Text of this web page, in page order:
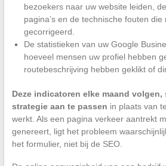
bezoekers naar uw website leiden,
pagina’s en de technische fouten
gecorrigeerd.
De statistieken van uw Google
hoeveel mensen uw profiel hebben
routebeschrijving hebben geklikt of
Deze indicatoren elke maand
strategie aan te passen in plaats van
werkt. Als een pagina verkeer aantrekt
genereert, ligt het probleem
het formulier, niet bij de SEO.